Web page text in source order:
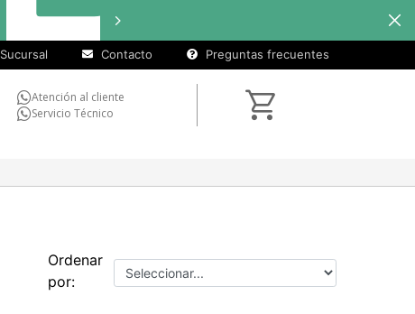
seleccionados
Sucursal Contacto Preguntas frecuentes
Atención al cliente
Servicio Técnico
Ordenar
por: